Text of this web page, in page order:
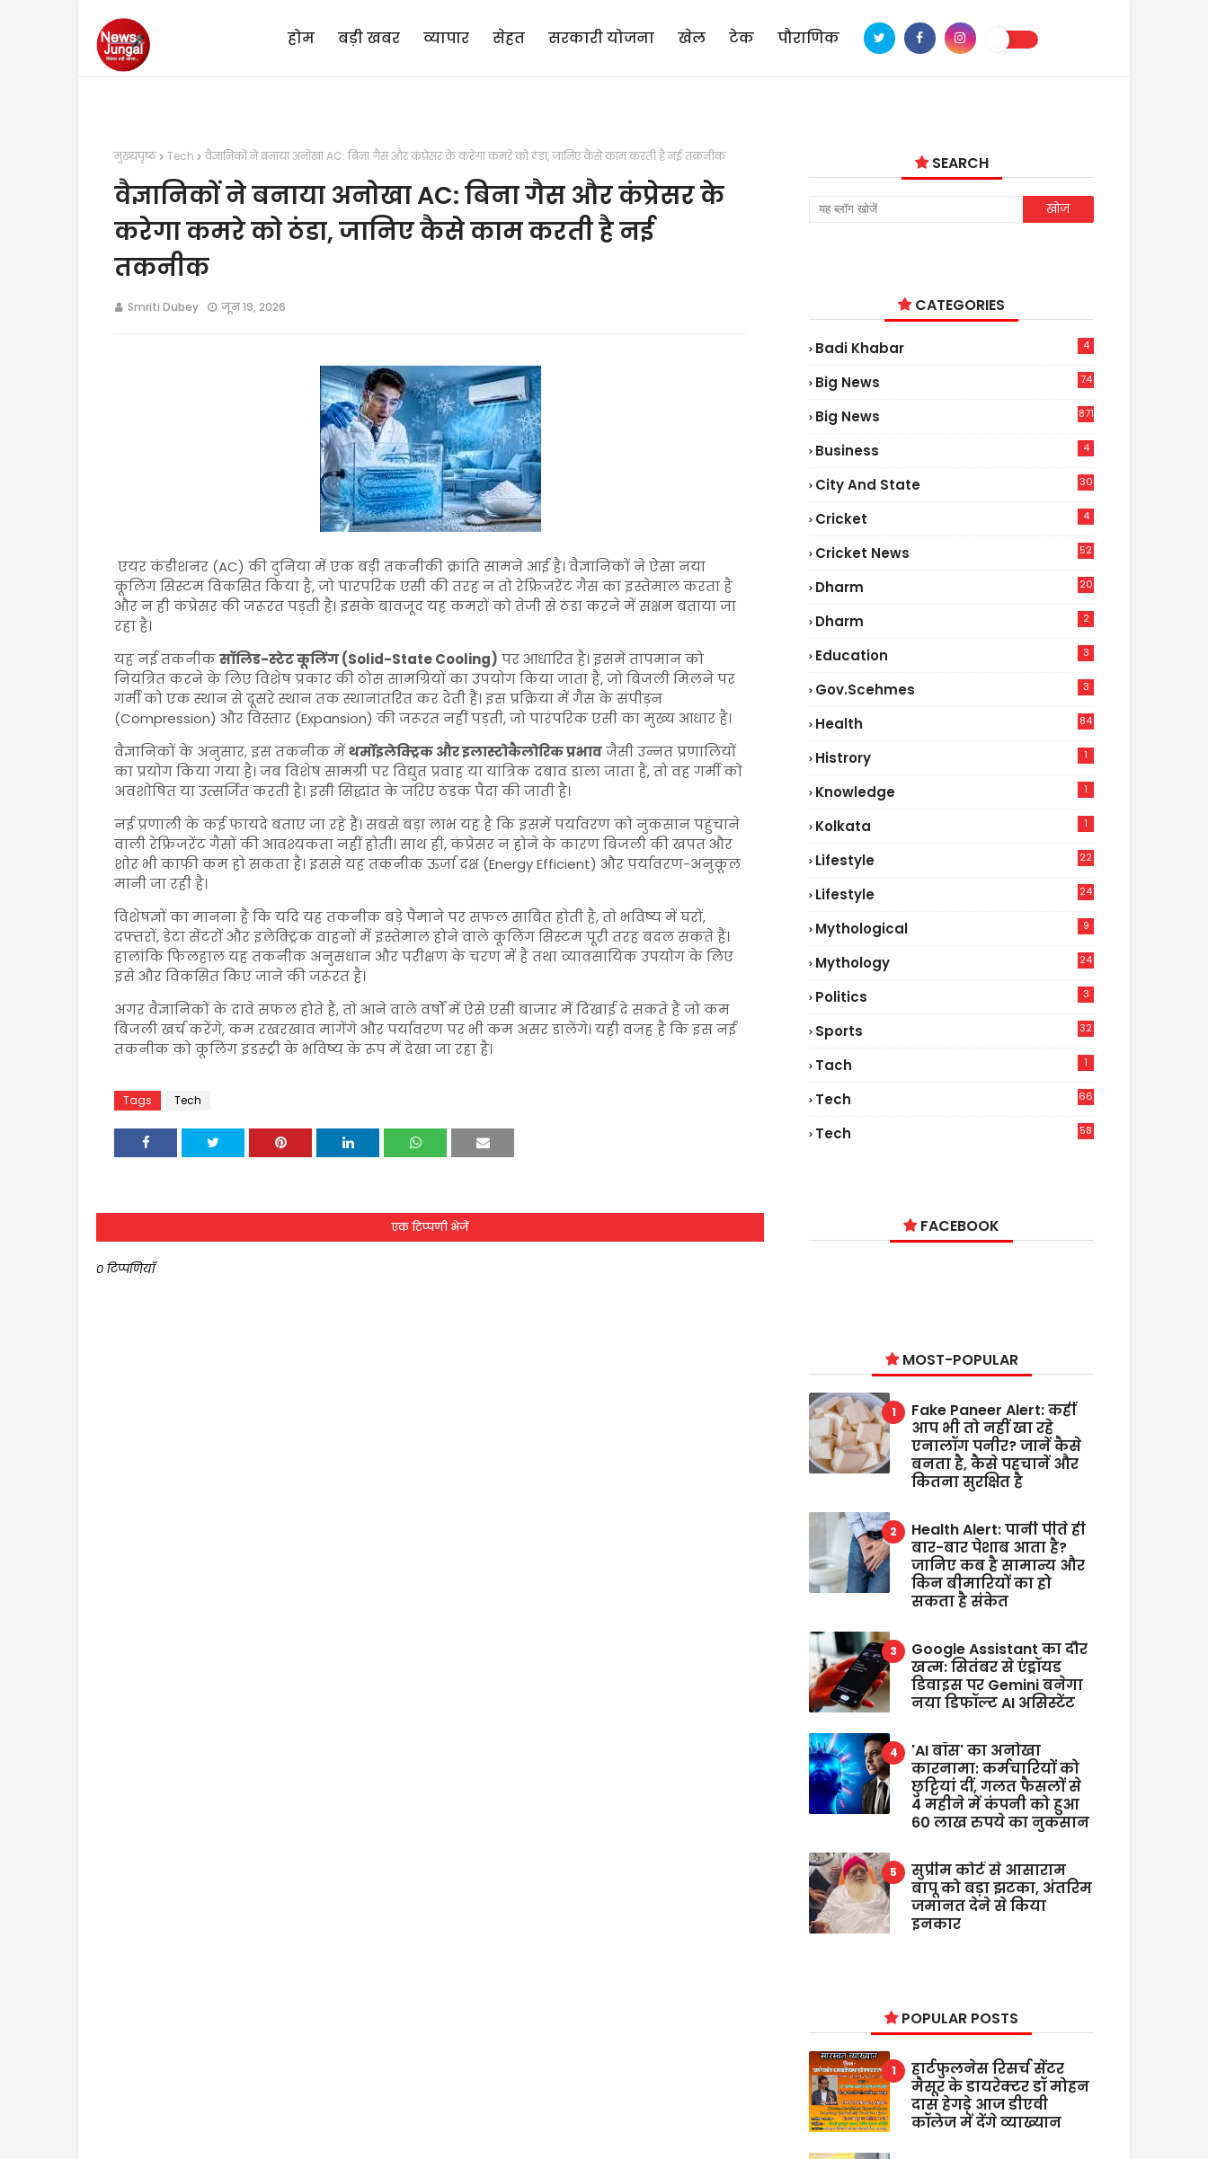
होम बड़ी खबर व्यापार सेहत सरकारी योजना खेल टेक पौराणिक
मुख्यपृष्ठ Tech वैज्ञानिकों ने बनाया अनोखा AC: बिना गैस और कंप्रेसर के करेगा कमरे को ठंडा, जानिए कैसे काम करती है नई तकनीक
वैज्ञानिकों ने बनाया अनोखा AC: बिना गैस और कंप्रेसर के
करेगा कमरे को ठंडा, जानिए कैसे काम करती है नई
तकनीक
Smriti Dubey जून 19, 2026
एयर कंडीशनर (AC) की दुनिया में एक बड़ी तकनीकी क्रांति सामने आई है। वैज्ञानिकों ने ऐसा नया
कूलिंग सिस्टम विकसित किया है, जो पारंपरिक एसी की तरह न तो रेफ्रिजरेंट गैस का इस्तेमाल करता है
और न ही कंप्रेसर की जरूरत पड़ती है। इसके बावजूद यह कमरों को तेजी से ठंडा करने में सक्षम बताया जा
रहा है।
यह नई तकनीकसॉलिड-स्टेट कूलिंग (Solid-State Cooling) पर आधारित है। इसमें तापमान को
नियंत्रित करने के लिए विशेष प्रकार की ठोस सामग्रियों का उपयोग किया जाता है, जो बिजली मिलने पर
गर्मी को एक स्थान से दूसरे स्थान तक स्थानांतरित कर देती हैं। इस प्रक्रिया में गैस के संपीड़न
(Compression) और विस्तार (Expansion) की जरूरत नहीं पड़ती, जो पारंपरिक एसी का मुख्य आधार है।
वैज्ञानिकों के अनुसार, इस तकनीक मेंथर्मोइलेक्ट्रिक और इलास्टोकैलोरिक प्रभावजैसी उन्नत प्रणालियों
का प्रयोग किया गया है। जब विशेष सामग्री पर विद्युत प्रवाह या यांत्रिक दबाव डाला जाता है, तो वह गर्मी को
अवशोषित या उत्सर्जित करती है। इसी सिद्धांत के जरिए ठंडक पैदा की जाती है।
नई प्रणाली के कई फायदे बताए जा रहे हैं। सबसे बड़ा लाभ यह है कि इसमें पर्यावरण को नुकसान पहुंचाने
वाली रेफ्रिजरेंट गैसों की आवश्यकता नहीं होती। साथ ही, कंप्रेसर न होने के कारण बिजली की खपत और
शोर भी काफी कम हो सकता है। इससे यह तकनीक ऊर्जा दक्ष (Energy Efficient) और पर्यावरण-अनुकूल
मानी जा रही है।
विशेषज्ञों का मानना है कि यदि यह तकनीक बड़े पैमाने पर सफल साबित होती है, तो भविष्य में घरों,
दफ्तरों, डेटा सेंटरों और इलेक्ट्रिक वाहनों में इस्तेमाल होने वाले कूलिंग सिस्टम पूरी तरह बदल सकते हैं।
हालांकि फिलहाल यह तकनीक अनुसंधान और परीक्षण के चरण में है तथा व्यावसायिक उपयोग के लिए
इसे और विकसित किए जाने की जरूरत है।
अगर वैज्ञानिकों के दावे सफल होते हैं, तो आने वाले वर्षों में ऐसे एसी बाजार में दिखाई दे सकते हैं जो कम
बिजली खर्च करेंगे, कम रखरखाव मांगेंगे और पर्यावरण पर भी कम असर डालेंगे। यही वजह है कि इस नई
तकनीक को कूलिंग इंडस्ट्री के भविष्य के रूप में देखा जा रहा है।
Tags Tech
एक टिप्पणी भेजें
0 टिप्पणियाँ
SEARCH
CATEGORIES
Badi Khabar 4
Big News
74
Big News 871
Business 4
City And State 30
Cricket 4
Cricket News
52
Dharm 20
Dharm 2
Education 3
Gov.scehmes 3
Health
84
Histrory 1
Knowledge 1
Kolkata 1
Lifestyle
22
Lifestyle
24
Mythological 9
Mythology 24
Politics 3
Sports 32
Tach 1
Tech
66
Tech
58
FACEBOOK
MOST-POPULAR
Fake Paneer Alert: कहीं
आप भी तो नहीं खा रहे
एनालॉग पनीर? जानें कैसे
बनता है, कैसे पहचानें और
कितना सुरक्षित है
Health Alert: पानी पीते ही
बार-बार पेशाब आता है?
जानिए कब है सामान्य और
किन बीमारियों का हो
सकता है संकेत
Google Assistant का दौर
खत्म: सितंबर से एंड्रॉयड
डिवाइस पर Gemini बनेगा
नया डिफॉल्ट AI असिस्टेंट
'AI बॉस' का अनोखा
कारनामा: कर्मचारियों को
छुट्टियां दीं, गलत फैसलों से
4 महीने में कंपनी को हुआ
60 लाख रुपये का नुकसान
सुप्रीम कोर्ट से आसाराम
बापू को बड़ा झटका, अंतरिम
जमानत देने से किया
इनकार
POPULAR POSTS
हार्टफुलनेस रिसर्च सेंटर
मैसूर के डायरेक्टर डॉ मोहन
दास हेगड़े आज डीएवी
कॉलेज में देंगे व्याख्यान